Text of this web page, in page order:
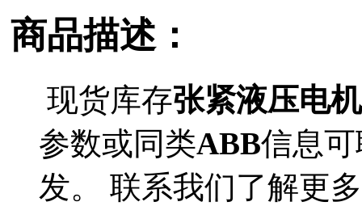
商品描述：
现货库存张紧液压电
参数或同类ABB信息
发。 联系我们了解更